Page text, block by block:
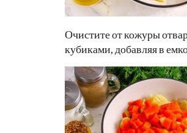
Очистите от кожуры
кубиками, добавляя в